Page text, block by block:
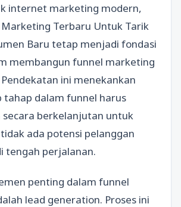
internet marketing modern,
Terbaru Untuk Tarik
Baru tetap menjadi fondasi
membangun funnel marketing
ini menekankan
tahap dalam funnel harus
berkelanjutan untuk
ada potensi pelanggan
tengah perjalanan.
penting dalam funnel
lead generation. Proses ini